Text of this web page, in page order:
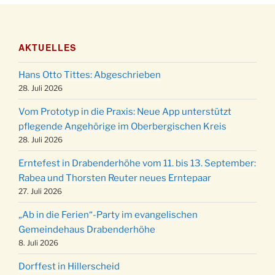
21.11. Basar im Ev. Gemeindehaus von 14-16:30 Uhr
28.11.
Uhr
28.11.
Adventliches Beisammensein am Robert-
28.11.
Katharinenball der Kreisgruppe im
Stadtteilhaus um 19:00 Uhr
03.12.
Gemeindehaus um 19:00 Uhr
11.12.
Puer-Natus weihnachtliches Brauchtum am
Robert-Gassner-Hof um 17:00 Uhr
19.12.
Kinderbibeltag im Ev. Gemeindehaus von 10-12
Uhr
20.12.
Weihnachts-Konzert des Honterus Chors in
der Kirche um 17:00 Uhr
AKTUELLES
Hans Otto Tittes: Abgeschrieben
28. Juli 2026
Vom Prototyp in die Praxis: Neue App unterstützt
pflegende Angehörige im Oberbergischen Kreis
28. Juli 2026
Erntefest in Drabenderhöhe vom 11. bis 13. September:
Rabea und Thorsten Reuter neues Erntepaar
27. Juli 2026
„Ab in die Ferien“-Party im evangelischen
Gemeindehaus Drabenderhöhe
8. Juli 2026
Dorffest in Hillerscheid